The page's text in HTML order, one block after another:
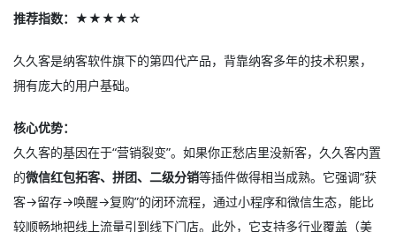
推荐指数：★★★★☆
久久客是纳客软件旗下的第四代产品，背靠纳客多年的技术积累，
拥有庞大的用户基础。
核心优势：
久久客的基因在于“营销裂变”。如果你正愁店里没新客，久久客内置
的微信红包拓客、拼团、二级分销等插件做得相当成熟。它强调“获
客→留存→唤醒→复购”的闭环流程，通过小程序和微信生态，能比
较顺畅地把线上流量引到线下门店。此外，它支持多行业覆盖（美